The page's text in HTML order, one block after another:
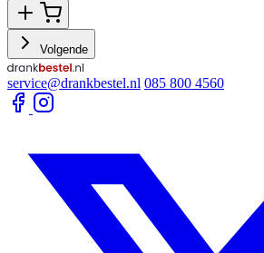
Volgende
service@drankbestel.nl 085 800 4560